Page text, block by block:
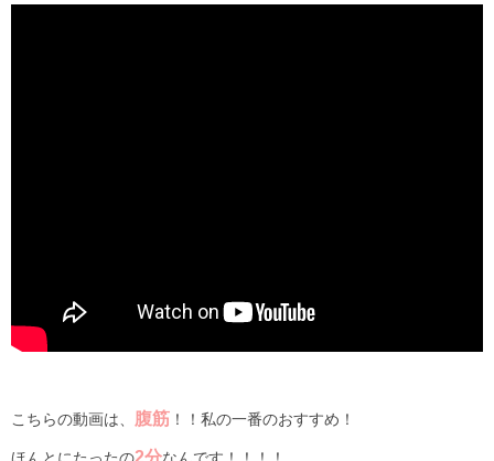
こちらの動画は、 腹筋 ！！私の一番のおすすめ！
ほんとにたったの2分なんです！！！！